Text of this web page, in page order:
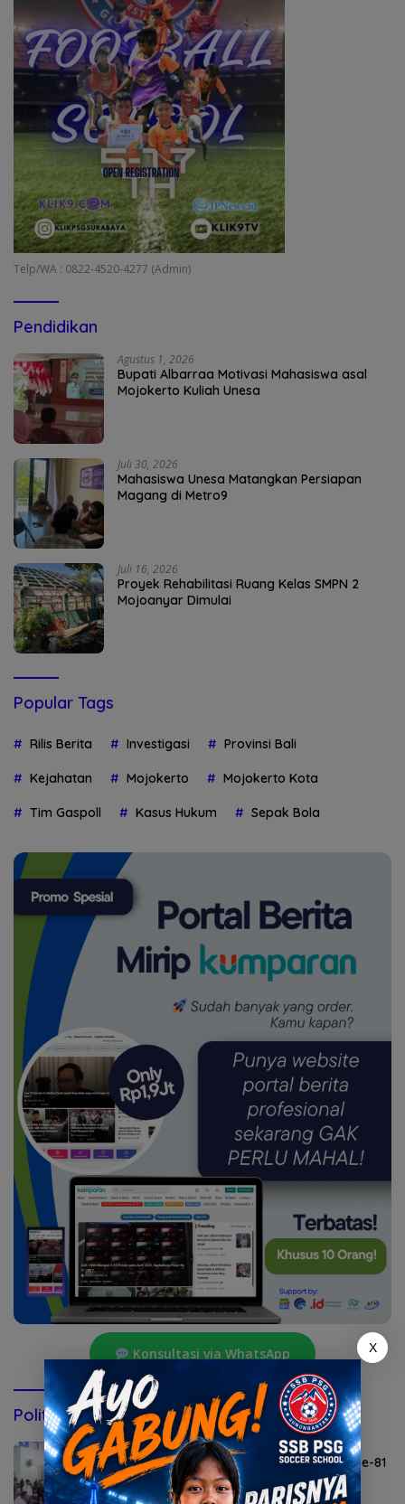
Telp/WA : 0822-4520-4277 (Admin)
Pendidikan
Agustus 1, 2026
Bupati Albarraa Motivasi Mahasiswa asal
Mojokerto Kuliah Unesa
Juli 30, 2026
Mahasiswa Unesa Matangkan Persiapan
Magang di Metro9
Juli 16, 2026
Proyek Rehabilitasi Ruang Kelas SMPN 2
Mojoanyar Dimulai
Popular Tags
Rilis Berita Investigasi Provinsi Bali
Kejahatan Mojokerto Mojokerto Kota
Tim Gaspoll Kasus Hukum Sepak Bola
Konsultasi via WhatsApp
Politik & Pemerintahan
Agustus 6, 2026
Lomba Agustusan Semarakkan HUT RI ke-81
di Mojokerto
X